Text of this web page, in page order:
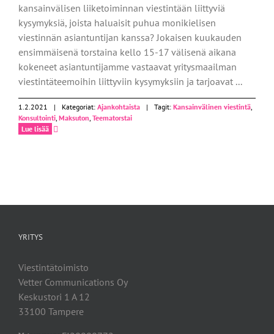
kansainvälisen liiketoiminnan viestintään liittyviä
kysymyksiä, joista haluaisit puhua monikielisen
viestinnän asiantuntijan kanssa? Jokaisen kuukauden
ensimmäisenä torstaina kello 15-17 välisenä aikana
kokeneet asiantuntijamme vastaavat yritysmaailman
viestintäteemoihin liittyviin kysymyksiin ja tarjoavat ...
1.2.2021 | Kategoriat: Ajankohtaista | Tagit: Kansainvälinen viestintä,
Konsultointi, Maksuton, Teematorstai
Lue lisää
YRITYS
Viestintätoimisto
Vetter Communications Oy
Keskustori 1 A 12
33100 Tampere